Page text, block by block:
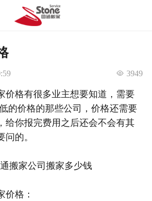
 3949
格有很多业主想要知道，需要
的价格的那些公司，价格还需要
给你报完费用之后还会不会有其
的。
格：